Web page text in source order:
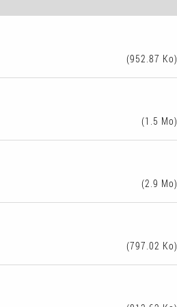
(952.87 Ko)
(1.5 Mo)
(2.9 Mo)
(797.02 Ko)